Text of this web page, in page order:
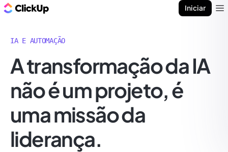
Iniciar
IA E AUTOMAÇÃO
A transformação da IA
não é um projeto, é
uma missão da
liderança.